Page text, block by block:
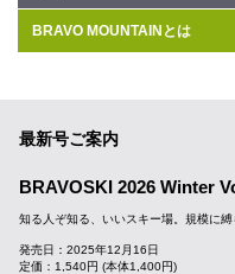
BRAVO MOUNTAINとは
最新号ご案内
BRAVOSKI 2026 Winter
知る人ぞ知る、いいスキー場。規模に
発売日：2025年12月16日
定価：1,540円 (本体1,400円)